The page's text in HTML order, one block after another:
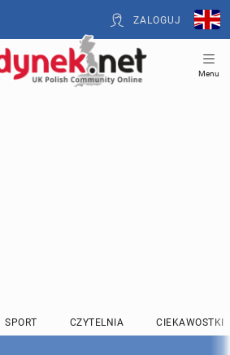
ZALOGUJ
Menu
SPORT CZYTELNIA CIEKAWOSTKI